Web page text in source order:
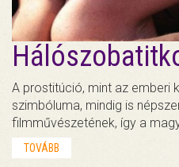
A prostitúció, mint az emberi
szimbóluma, mindig is
filmművészetének, így a
TOVÁBB